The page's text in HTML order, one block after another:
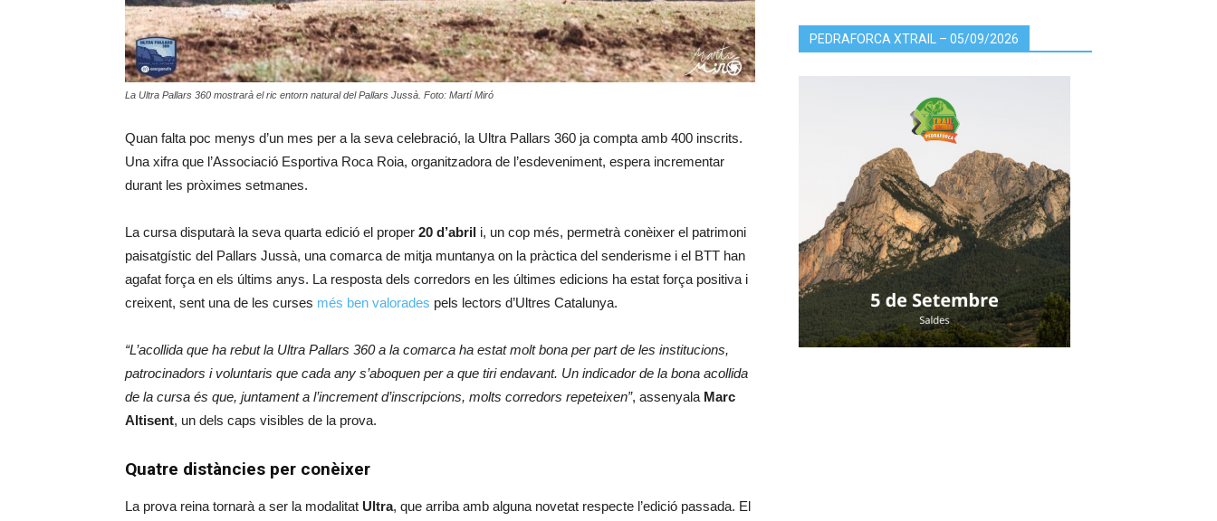
La Ultra Pallars 360 mostrarà el ric entorn natural del Pallars Jussà. Foto: Martí Miró
Quan falta poc menys d’un mes per a la seva celebració, la Ultra Pallars 360 ja compta amb 400 inscrits.
Una xifra que l’Associació Esportiva Roca Roia, organitzadora de l’esdeveniment, espera incrementar
durant les pròximes setmanes.
La cursa disputarà la seva quarta edició el proper 20 d’abril i, un cop més, permetrà conèixer el patrimoni
paisatgístic del Pallars Jussà, una comarca de mitja muntanya on la pràctica del senderisme i el BTT han
agafat força en els últims anys. La resposta dels corredors en les últimes edicions ha estat força positiva i
creixent, sent una de les curses més ben valorades pels lectors d’Ultres Catalunya.
“L’acollida que ha rebut la Ultra Pallars 360 a la comarca ha estat molt bona per part de les institucions,
patrocinadors i voluntaris que cada any s’aboquen per a que tiri endavant. Un indicador de la bona acollida
de la cursa és que, juntament a l’increment d’inscripcions, molts corredors repeteixen”, assenyala Marc
Altisent, un dels caps visibles de la prova.
Quatre distàncies per conèixer
La prova reina tornarà a ser la modalitat Ultra, que arriba amb alguna novetat respecte l’edició passada. El
PEDRAFORCA XTRAIL – 05/09/2026